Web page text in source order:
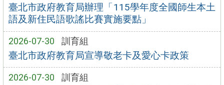
臺北市政府教育局辦理「115學年度全國師生本土
語及新住民語歌謠比賽實施要點」
2026-07-30 訓育組
臺北市政府教育局宣導敬老卡及愛心卡政策
2026-07-30 訓育組